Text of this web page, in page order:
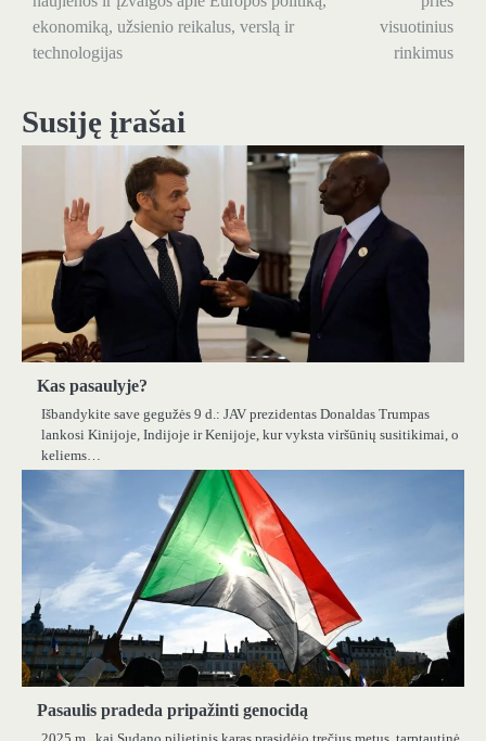
ekonomiką, užsienio reikalus, verslą ir
technologijas
visuotinius
rinkimus
Susiję įrašai
Kas pasaulyje?
Išbandykite save gegužės 9 d.: JAV prezidentas Donaldas Trumpas
lankosi Kinijoje, Indijoje ir Kenijoje, kur vyksta viršūnių susitikimai, o
keliems…
Pasaulis pradeda pripažinti genocidą